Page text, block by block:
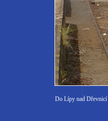
Do Lípy nad